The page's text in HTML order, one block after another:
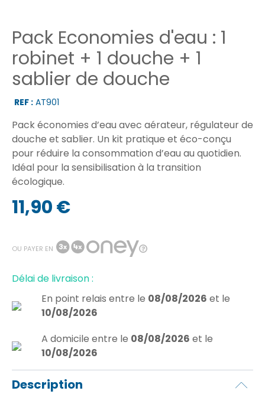
Pack Economies d'eau : 1
robinet + 1 douche + 1
sablier de douche
REF : AT901
Pack économies d’eau avec aérateur, régulateur de
douche et sablier. Un kit pratique et éco-conçu
pour réduire la consommation d’eau au quotidien.
Idéal pour la sensibilisation à la transition
écologique.
11,90 €
OU PAYER EN
Délai de livraison :
En point relais entre le 08/08/2026 et le
10/08/2026
A domicile entre le 08/08/2026 et le
10/08/2026
Description